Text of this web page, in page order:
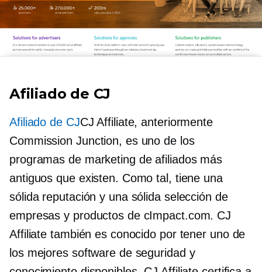
Afiliado de CJ
Afiliado de CJCJ Affiliate, anteriormente
Commission Junction, es uno de los
programas de marketing de afiliados más
antiguos que existen. Como tal, tiene una
sólida reputación y una sólida selección de
empresas y productos de cImpact.com. CJ
Affiliate también es conocido por tener uno de
los mejores software de seguridad y